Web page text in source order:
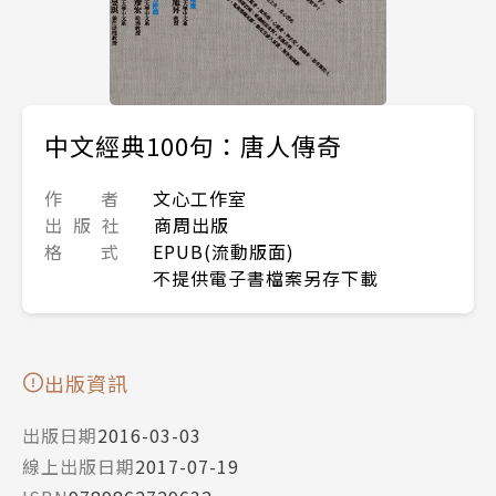
中文經典100句：唐人傳奇
作 者
文心工作室
出 版 社
商周出版
格 式
EPUB(流動版面)
不提供電子書檔案另存下載
出版資訊
出版日期2016-03-03
線上出版日期2017-07-19